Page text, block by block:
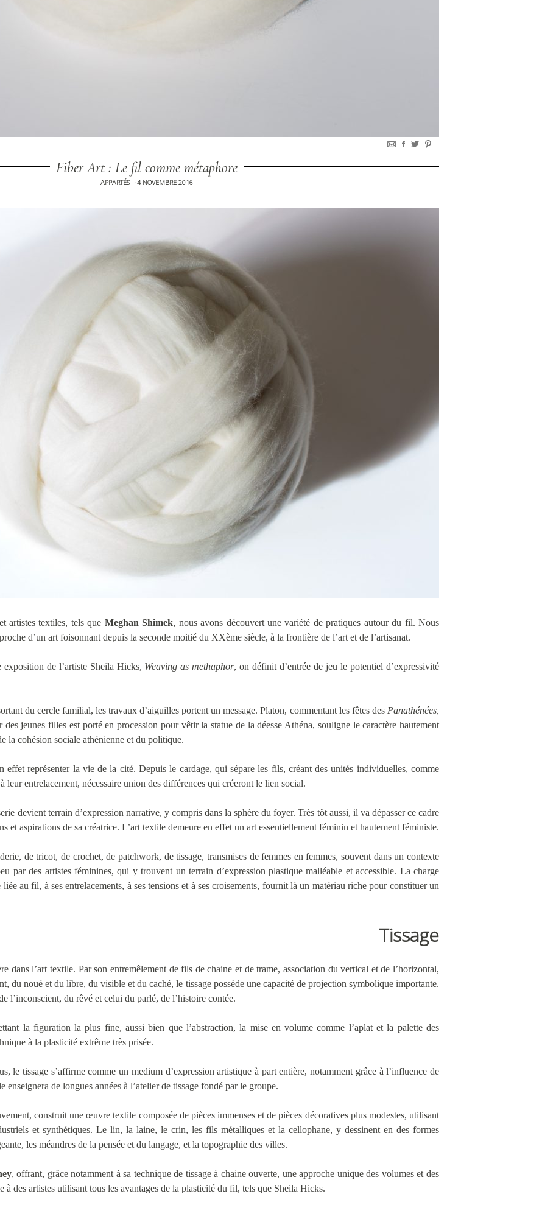
Fiber Art : Le fil comme métaphore
APPARTÉS •4 NOVEMBRE 2016
artistes textiles, tels que Meghan Shimek, nous avons découvert une variété de pratiques autour du fil. Nous
d’un art foisonnant depuis la seconde moitié du XXème siècle, à la frontière de l’art et de l’artisanat.
de l’artiste Sheila Hicks, Weaving as methaphor, on définit d’entrée de jeu le potentiel d’expressivité
du cercle familial, les travaux d’aiguilles portent un message. Platon, commentant les fêtes des Panathénées,
des jeunes filles est porté en procession pour vêtir la statue de la déesse Athéna, souligne le caractère hautement
la cohésion sociale athénienne et du politique.
effet représenter la vie de la cité. Depuis le cardage, qui sépare les fils, créant des unités individuelles, comme
leur entrelacement, nécessaire union des différences qui créeront le lien social.
devient terrain d’expression narrative, y compris dans la sphère du foyer. Très tôt aussi, il va dépasser ce cadre
et aspirations de sa créatrice. L’art textile demeure en effet un art essentiellement féminin et hautement féministe.
de tricot, de crochet, de patchwork, de tissage, transmises de femmes en femmes, souvent dans un contexte
par des artistes féminines, qui y trouvent un terrain d’expression plastique malléable et accessible. La charge
au fil, à ses entrelacements, à ses tensions et à ses croisements, fournit là un matériau riche pour constituer un
Tissage
dans l’art textile. Par son entremêlement de fils de chaine et de trame, association du vertical et de l’horizontal,
du noué et du libre, du visible et du caché, le tissage possède une capacité de projection symbolique importante.
l’inconscient, du rêvé et celui du parlé, de l’histoire contée.
la figuration la plus fine, aussi bien que l’abstraction, la mise en volume comme l’aplat et la palette des
à la plasticité extrême très prisée.
le tissage s’affirme comme un medium d’expression artistique à part entière, notamment grâce à l’influence de
enseignera de longues années à l’atelier de tissage fondé par le groupe.
construit une œuvre textile composée de pièces immenses et de pièces décoratives plus modestes, utilisant
et synthétiques. Le lin, la laine, le crin, les fils métalliques et la cellophane, y dessinent en des formes
les méandres de la pensée et du langage, et la topographie des villes.
, offrant, grâce notamment à sa technique de tissage à chaine ouverte, une approche unique des volumes et des
à des artistes utilisant tous les avantages de la plasticité du fil, tels que Sheila Hicks.